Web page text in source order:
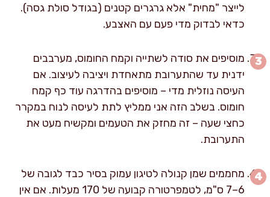
לייצר "מחית" אלא גרגרים קטנים (בגודל סולת גסה).
כדאי לבדוק מדי פעם עם האצבע.
מוסיפים את סודה לשתייה וקמח החומוס, מערבבים
ידנית עד שהתערובת מתאחדת ויציבה לעיצוב. אם
העיסה נוזלית מדי – מוסיפים בהדרגה עוד כף קמח
חומוס. בשלב הזה אני ממליץ לתת לעיסה לנוח במקרר
כחצי שעה – זה מחזק את הטעמים ומקשיח מעט את
התערובת.
מחממים שמן קנולה לטיגון עמוק בסיר כבד לגובה של
6–7 ס"מ, לטמפרטורה קבועה של 170 מעלות. אם אין